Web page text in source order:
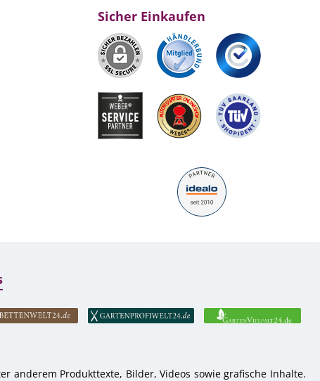
Sicher Einkaufen
anderem Produkttexte, Bilder, Videos sowie grafische Inhalte.